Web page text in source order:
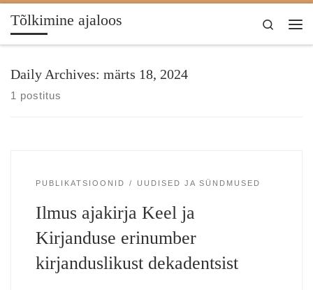
Skip to content
Tõlkimine ajaloos
Search
Daily Archives: märts 18, 2024
1 postitus
PUBLIKATSIOONID UUDISED JA SÜNDMUSED
Ilmus ajakirja Keel ja
Kirjanduse erinumber
kirjanduslikust dekadentsist